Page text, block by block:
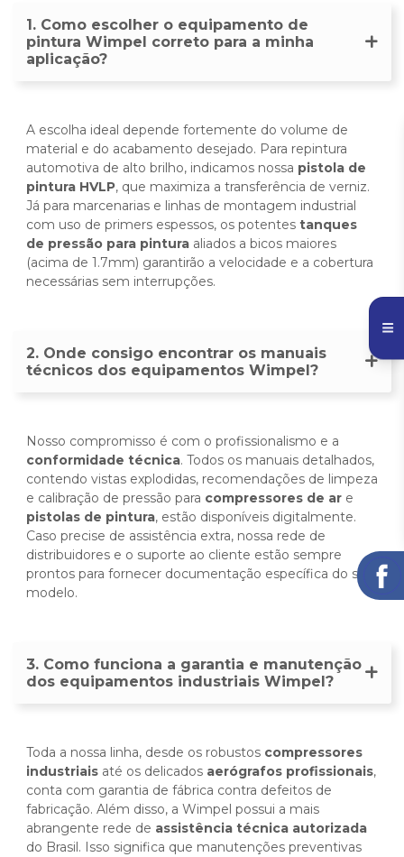
1. Como escolher o equipamento de
pintura Wimpel correto para a minha
aplicação?
A escolha ideal depende fortemente do volume de
material e do acabamento desejado. Para repintura
automotiva de alto brilho, indicamos nossa pistola de
pintura HVLP, que maximiza a transferência de verniz.
Já para marcenarias e linhas de montagem industrial
com uso de primers espessos, os potentes tanques
de pressão para pintura aliados a bicos maiores
(acima de 1.7mm) garantirão a velocidade e a cobertura
necessárias sem interrupções.
2. Onde consigo encontrar os manuais
técnicos dos equipamentos Wimpel?
Nosso compromisso é com o profissionalismo e a
conformidade técnica. Todos os manuais detalhados,
contendo vistas explodidas, recomendações de limpeza
e calibração de pressão para compressores de ar e
pistolas de pintura, estão disponíveis digitalmente.
Caso precise de assistência extra, nossa rede de
distribuidores e o suporte ao cliente estão sempre
prontos para fornecer documentação específica do seu
modelo.
3. Como funciona a garantia e manutenção
dos equipamentos industriais Wimpel?
Toda a nossa linha, desde os robustos compressores
industriais até os delicados aerógrafos profissionais,
conta com garantia de fábrica contra defeitos de
fabricação. Além disso, a Wimpel possui a mais
abrangente rede de assistência técnica autorizada
do Brasil. Isso significa que manutenções preventivas